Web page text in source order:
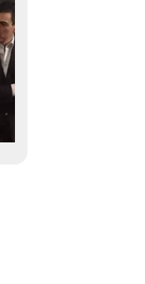
Tráiler 'Do Not Enter' (2026)